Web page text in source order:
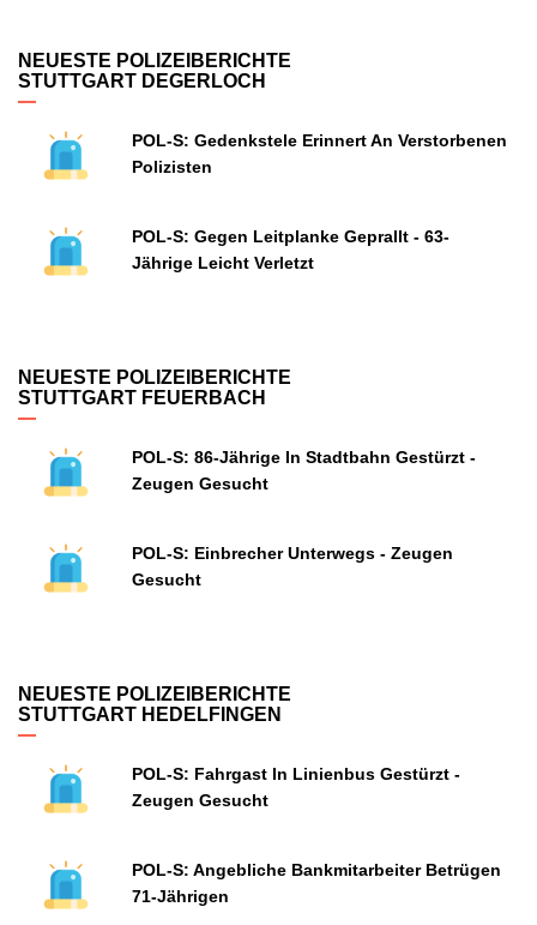
NEUESTE POLIZEIBERICHTE
STUTTGART DEGERLOCH
POL-S: Gedenkstele Erinnert An Verstorbenen
Polizisten
POL-S: Gegen Leitplanke Geprallt - 63-
Jährige Leicht Verletzt
NEUESTE POLIZEIBERICHTE
STUTTGART FEUERBACH
POL-S: 86-Jährige In Stadtbahn Gestürzt -
Zeugen Gesucht
POL-S: Einbrecher Unterwegs - Zeugen
Gesucht
NEUESTE POLIZEIBERICHTE
STUTTGART HEDELFINGEN
POL-S: Fahrgast In Linienbus Gestürzt -
Zeugen Gesucht
POL-S: Angebliche Bankmitarbeiter Betrügen
71-Jährigen